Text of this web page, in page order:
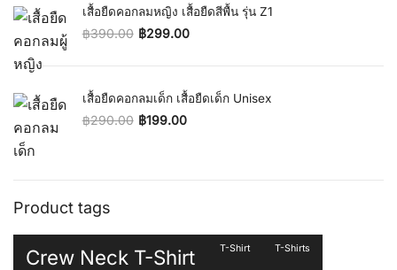
เสื้อยืดคอกลมหญิง เสื้อยืดสีพื้น รุ่น Z1
฿390.00
Original price was: ฿390.00.
฿299.00
Current price is: ฿299.00.
เสื้อยืดคอกลมเด็ก เสื้อยืดเด็ก Unisex
฿290.00
Original price was: ฿290.00.
฿199.00
Current price is: ฿199.00.
Product tags
Crew Neck T-Shirt T-Shirt T-Shirts